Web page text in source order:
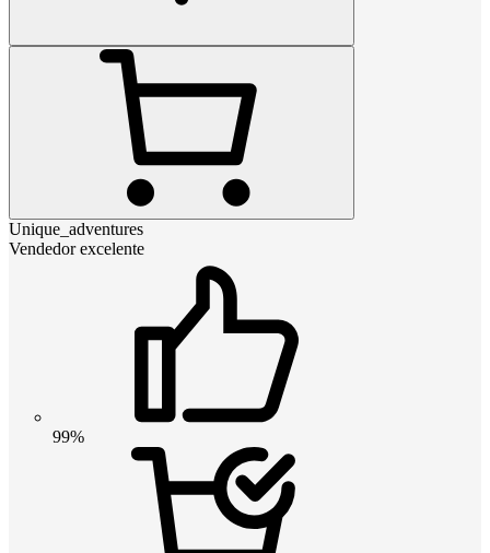
Unique_adventures
Vendedor excelente
99%